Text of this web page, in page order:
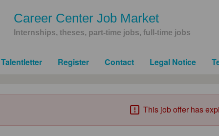
Career Center Job Market
Internships, theses, part-time jobs, full-time jobs
Talentletter Register Contact Legal Notice
This job offer has